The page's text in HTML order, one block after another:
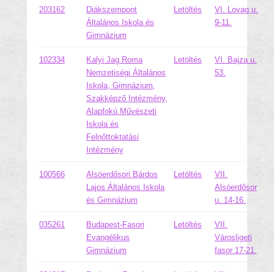
203162
Diákszempont
Általános Iskola és
Gimnázium
Letöltés
VI. Lovag u.
9-11.
102334
Kalyi Jag Roma
Nemzetiségi Általános
Iskola, Gimnázium,
Szakképző Intézmény,
Alapfokú Művészeti
Iskola és
Felnőttoktatási
Intézmény
Letöltés
VI. Bajza u.
53.
100566
Alsóerdősori Bárdos
Lajos Általános Iskola
és Gimnázium
Letöltés
VII.
Alsóerdősor
u. 14-16.
035261
Budapest-Fasori
Evangélikus
Gimnázium
Letöltés
VII.
Városligeti
fasor 17-21.